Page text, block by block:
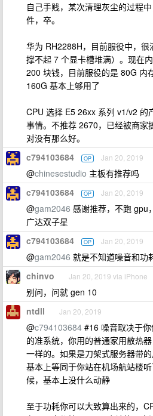
自己手贱，某次清理灰尘的过程
件，卒。
华为 RH2288H，目前服役中，
撑不起 7 个显卡槽堆满）。现在
200 块钱，目前服役的是 80G 内
160G 基本上够用了
CPU 选择 E5 26xx 系列 v1/v2 的
事情。不推荐 2670，已经被商家
对没有那么好。
c794103684 OP Jan 20, 2019
@chinesestudio 主板有推荐吗
c794103684 OP Jan 20, 2019
@gam2046 感谢推荐，不跑 gpu
广达双子星
c794103684 OP Jan 20, 2019
@gam2046 就是不知道噪音和功
chinvo Jan 20, 2019 via iPhone
别问，问就 gen 10
ntdll Jan 20, 2019
@c794103684 #16 噪音取决于
的准系统，你用的普通家用散热
一样的。如果是刀架式服务器带
基本上等同于你站在机场航站楼
候，基本上没什么动静
至于功耗你可以大致算出来的，